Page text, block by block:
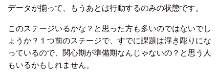
データが揃って、もうあとは行動するのみの状態です。
このステージいるかな？と思った方も多いのではないでし
ょうか？１つ前のステージで、すでに課題は浮き彫りにな
っているので、関心期が準備期なんじゃないの？と思う人
もいるかもしれません。